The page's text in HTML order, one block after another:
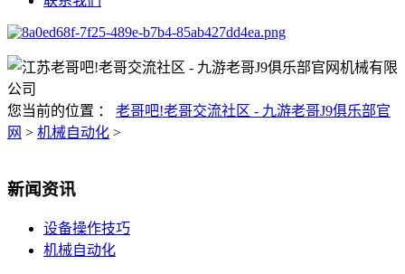
您当前的位置 ： 老哥吧!老哥交流社区 - 九游老哥J9俱乐部官
网 > 机械自动化 >
新闻资讯
设备操作技巧
机械自动化